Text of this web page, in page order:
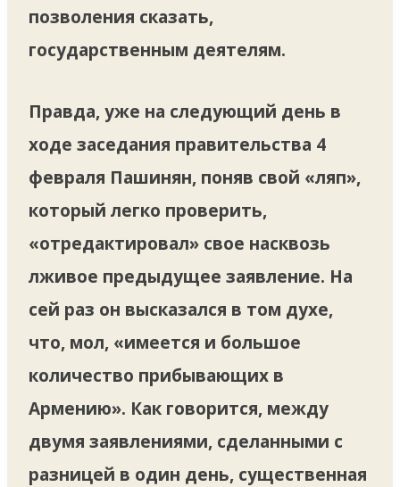
позволения сказать,
государственным деятелям.
Правда, уже на следующий день в
ходе заседания правительства 4
февраля Пашинян, поняв свой «ляп»,
который легко проверить,
«отредактировал» свое насквозь
лживое предыдущее заявление. На
сей раз он высказался в том духе,
что, мол, «имеется и большое
количество прибывающих в
Армению». Как говорится, между
двумя заявлениями, сделанными с
разницей в один день, существенная